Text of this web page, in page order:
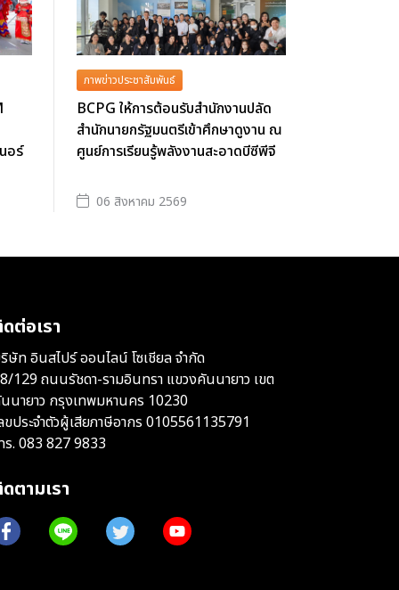
อร์
ภาพข่าวประชาสัมพันธ์
BCPG ให้การต้อนรับสำนักงานปลัด
สำนักนายกรัฐมนตรีเข้าศึกษาดูงาน ณ
ศูนย์การเรียนรู้พลังงานสะอาดบีซีพีจี
06 สิงหาคม 2569
ต่อเรา
ษัท อินสไปร์ ออนไลน์ โซเชียล จำกัด
129 ถนนรัชดา-รามอินทรา แขวงคันนายาว เขต
นายาว กรุงเทพมหานคร 10230
ขประจำตัวผู้เสียภาษีอากร 0105561135791
ร. 083 827 9833
ตามเรา